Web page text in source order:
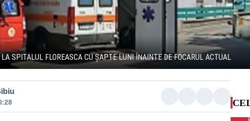
SPITALUL FLOREASCA CU ȘAPTE LUNI ÎNAINTE DE FOCARUL ACTUAL